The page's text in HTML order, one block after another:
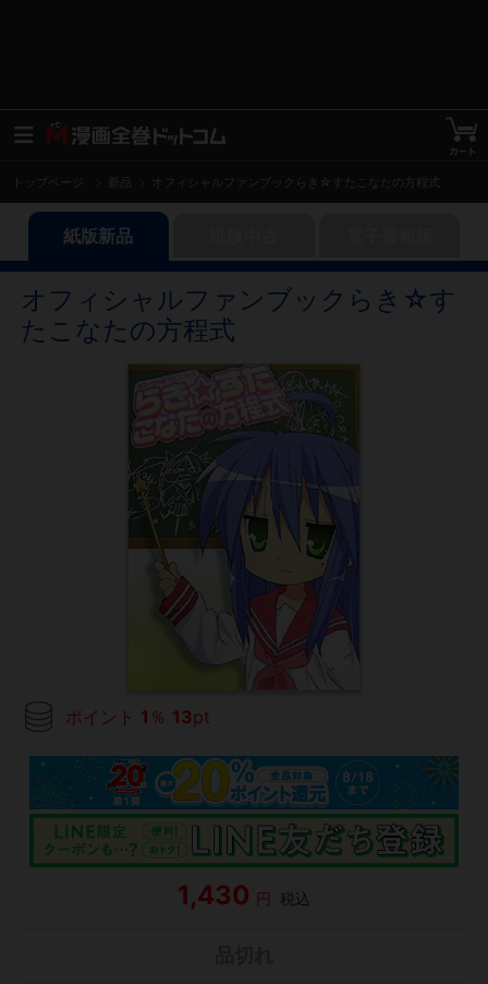
トップページ オフィシャルファンブックらき☆すたこなたの方程式
紙版新品
オフィシャルファンブックらき☆す
たこなたの方程式
ポイント 1 ％ 13pt
1,430 円 税込